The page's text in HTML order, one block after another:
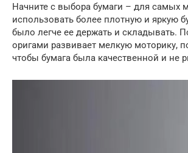
Начните с выбора бумаги – для самых
использовать более плотную и яркую
было легче ее держать и складывать.
оригами развивает мелкую моторику,
чтобы бумага была качественной и не